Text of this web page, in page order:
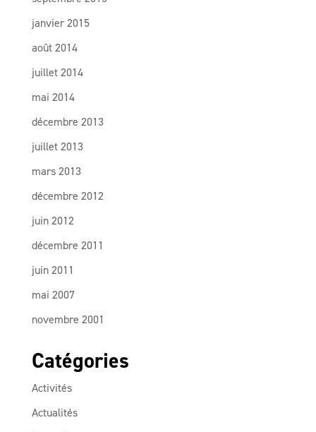
janvier 2015
août 2014
juillet 2014
mai 2014
décembre 2013
juillet 2013
mars 2013
décembre 2012
juin 2012
décembre 2011
juin 2011
mai 2007
novembre 2001
Catégories
Activités
Actualités